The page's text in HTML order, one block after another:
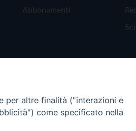
Abbonamenti
per altre finalità ("interazioni e
come specificato nella